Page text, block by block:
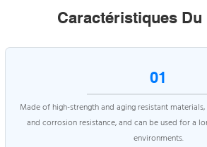
Caractéristiques
01
Made of high-strength and aging resistant
and corrosion resistance, and can be used for a
environments.